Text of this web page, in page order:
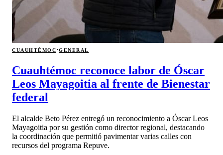
CUAUHTÉMOC·GENERAL
Cuauhtémoc reconoce labor de Óscar
Leos Mayagoitia al frente de Bienestar
federal
El alcalde Beto Pérez entregó un reconocimiento a Óscar Leos
Mayagoitia por su gestión como director regional, destacando
la coordinación que permitió pavimentar varias calles con
recursos del programa Repuve.